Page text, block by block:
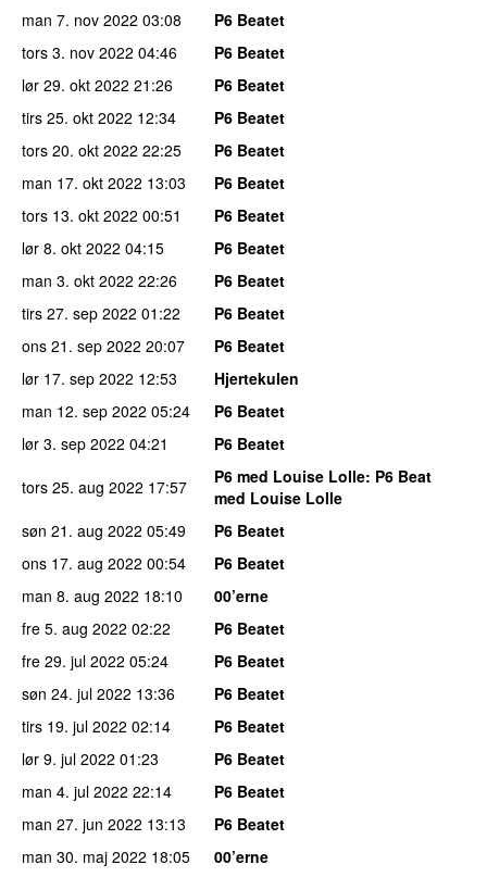
man 7. nov 2022 03:08
P6 Beatet
tors 3. nov 2022 04:46
P6 Beatet
lør 29. okt 2022 21:26
P6 Beatet
tirs 25. okt 2022 12:34
P6 Beatet
tors 20. okt 2022 22:25
P6 Beatet
man 17. okt 2022 13:03
P6 Beatet
tors 13. okt 2022 00:51
P6 Beatet
lør 8. okt 2022 04:15
P6 Beatet
man 3. okt 2022 22:26
P6 Beatet
tirs 27. sep 2022 01:22
P6 Beatet
ons 21. sep 2022 20:07
P6 Beatet
lør 17. sep 2022 12:53
Hjertekulen
man 12. sep 2022 05:24
P6 Beatet
lør 3. sep 2022 04:21
P6 Beatet
tors 25. aug 2022 17:57 P6 med Louise Lolle: P6 Beat
med Louise Lolle
søn 21. aug 2022 05:49
P6 Beatet
ons 17. aug 2022 00:54
P6 Beatet
man 8. aug 2022 18:10
00’erne
fre 5. aug 2022 02:22
P6 Beatet
fre 29. jul 2022 05:24
P6 Beatet
søn 24. jul 2022 13:36
P6 Beatet
tirs 19. jul 2022 02:14
P6 Beatet
lør 9. jul 2022 01:23
P6 Beatet
man 4. jul 2022 22:14
P6 Beatet
man 27. jun 2022 13:13
P6 Beatet
man 30. maj 2022 18:05 00’erne